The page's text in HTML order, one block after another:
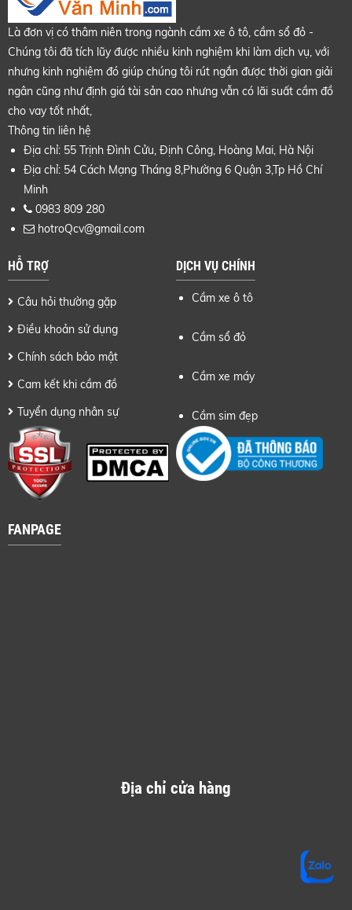
Là đơn vị có thâm niên trong ngành cầm xe ô tô cầm sổ đỏ -
Chúng tôi đã tích lũy được nhiều kinh nghiệm khi làm dịch vụ, với
nhưng kinh nghiệm đó giúp chúng tôi rút ngắn được thời gian giải
ngân cũng như định giá tài sản cao nhưng vẫn có lãi suất cầm đồ
cho vay tốt nhất,
Thông tin liên hệ
Địa chỉ: 55 Trịnh Đình Cửu, Định Công, Hoàng Mai, Hà Nội
Địa chỉ: 54 Cách Mạng Tháng 8,Phường 6 Quận 3,Tp Hồ Chí
Minh
0983 809 280
hotroQcv@gmail.com
HỖ TRỢ
Câu hỏi thường gặp
Điều khoản sử dụng
Chính sách bảo mật
Cam kết khi cầm đồ
Tuyển dụng nhân sự
DỊCH VỤ CHÍNH
Cầm xe ô tô
Cầm sổ đỏ
Cầm xe máy
Cầm sim đẹp
FANPAGE
Địa chỉ cửa hàng